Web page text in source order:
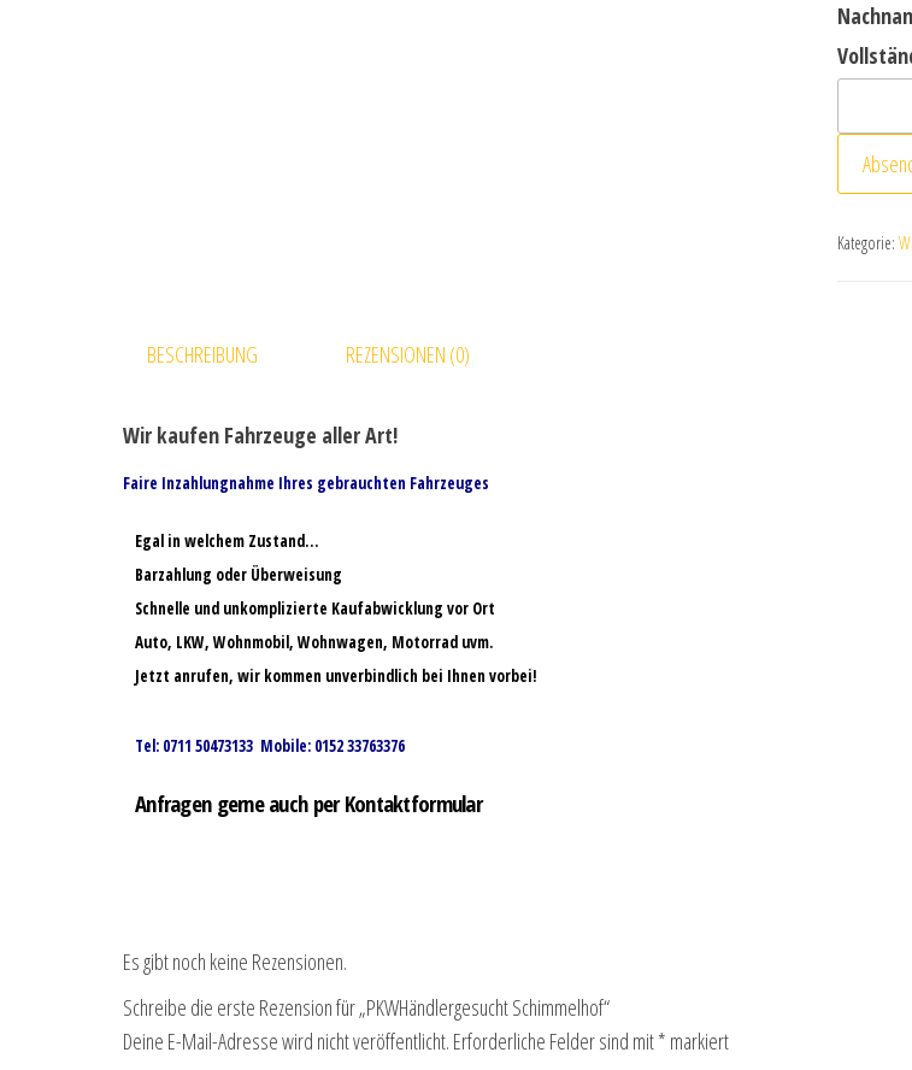
Kategorie:
BESCHREIBUNG REZENSIONEN (0)
Wir kaufen Fahrzeuge aller Art!
Faire Inzahlungnahme Ihres gebrauchten Fahrzeuges
Egal in welchem Zustand…
Barzahlung oder Überweisung
Schnelle und unkomplizierte Kaufabwicklung vor Ort
Auto, LKW, Wohnmobil, Wohnwagen, Motorrad uvm.
Jetzt anrufen, wir kommen unverbindlich bei Ihnen vorbei!
Tel: 0711 50473133 Mobile: 0152 33763376
Anfragen gerne auch per Kontaktformular
Es gibt noch keine Rezensionen.
Schreibe die erste Rezension für „PKWHändlergesucht Schimmelhof“
Deine E-Mail-Adresse wird nicht veröffentlicht. Erforderliche Felder sind mit* markiert